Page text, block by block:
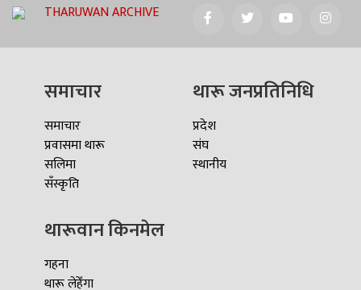
THARUWAN ARCHIVE
समाचार
समाचार
प्रवासमा थारू
सलिमा
सँस्कृति
थारू जनप्रतिनिधि
प्रदेश
संघ
स्थानीय
थारूवान किनमेल
गहना
थारू लेहेँगा